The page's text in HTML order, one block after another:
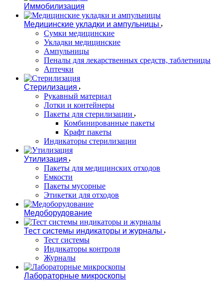
Иммобилизация
Медицинские укладки и ампульницы
Сумки медицинские
Укладки медицинские
Ампульницы
Пеналы для лекарственных средств, таблетницы
Аптечки
Стерилизация
Рукавный материал
Лотки и контейнеры
Пакеты для стерилизации
Комбинированные пакеты
Крафт пакеты
Индикаторы стерилизации
Утилизация
Пакеты для медицинских отходов
Емкости
Пакеты мусорные
Этикетки для отходов
Медоборудование
Тест системы индикаторы и журналы
Тест системы
Индикаторы контроля
Журналы
Лабораторные микроскопы